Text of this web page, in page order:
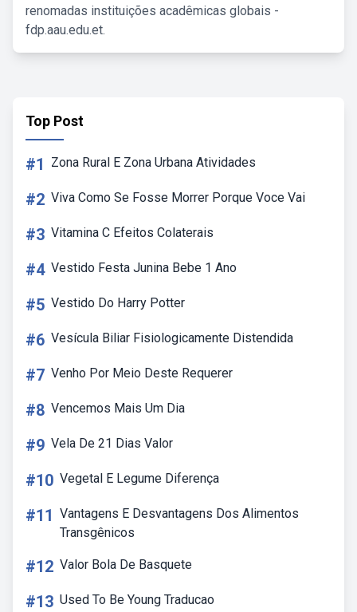
renomadas instituições acadêmicas globais -
fdp.aau.edu.et.
Top Post
#1 Zona Rural E Zona Urbana Atividades
#2 Viva Como Se Fosse Morrer Porque Voce Vai
#3 Vitamina C Efeitos Colaterais
#4 Vestido Festa Junina Bebe 1 Ano
#5 Vestido Do Harry Potter
#6 Vesícula Biliar Fisiologicamente Distendida
#7 Venho Por Meio Deste Requerer
#8 Vencemos Mais Um Dia
#9 Vela De 21 Dias Valor
#10 Vegetal E Legume Diferença
#11 Vantagens E Desvantagens Dos Alimentos
Transgênicos
#12 Valor Bola De Basquete
#13 Used To Be Young Traducao